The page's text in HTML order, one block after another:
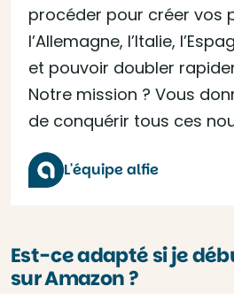
procéder pour créer vos
l’Allemagne, l’Italie,
et pouvoir doubler
Notre mission ? Vous
de conquérir tous ces
L'équipe alfie
Est-ce adapté si je
sur Amazon ?